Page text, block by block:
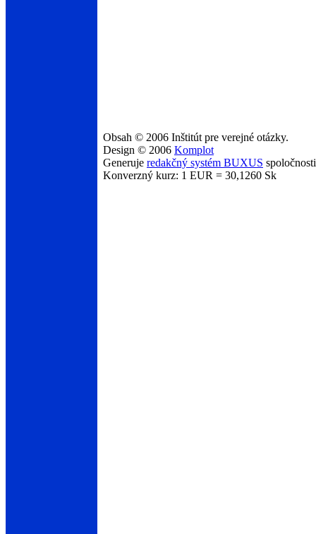
Obsah © 2006 Inštitút pre verejné otázky.
Design © 2006 Komplot
Generuje redakčný systém BUXUS
Konverzný kurz: 1 EUR = 30,1260 Sk